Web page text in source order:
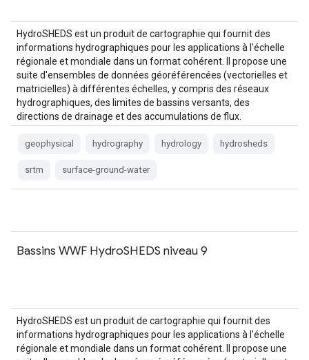
HydroSHEDS est un produit de cartographie qui fournit des
informations hydrographiques pour les applications à l'échelle
régionale et mondiale dans un format cohérent. Il propose une
suite d'ensembles de données géoréférencées (vectorielles et
matricielles) à différentes échelles, y compris des réseaux
hydrographiques, des limites de bassins versants, des
directions de drainage et des accumulations de flux.
geophysical hydrography hydrology hydrosheds
srtm surface-ground-water
Bassins WWF HydroSHEDS niveau 9
HydroSHEDS est un produit de cartographie qui fournit des
informations hydrographiques pour les applications à l'échelle
régionale et mondiale dans un format cohérent. Il propose une